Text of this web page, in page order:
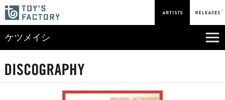
ケツメイシ